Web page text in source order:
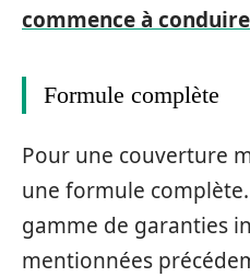
commence à conduire
Formule complète
Pour une couverture
une formule
gamme de garanties
mentionnées